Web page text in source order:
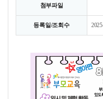
첨부파일
등록일/조회수